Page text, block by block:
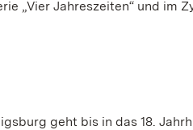
„Vier Jahreszeiten“ und im
geht bis in das 18.